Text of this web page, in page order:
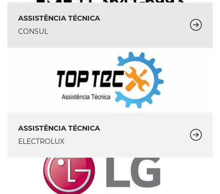
ASSISTÊNCIA TÉCNICA
CONSUL
ASSISTÊNCIA TÉCNICA
ELECTROLUX